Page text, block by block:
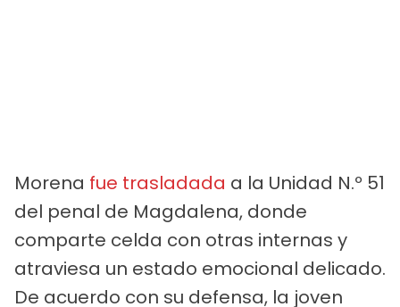
Morena fue trasladada a la Unidad N.º 51
del penal de Magdalena, donde
comparte celda con otras internas y
atraviesa un estado emocional delicado.
De acuerdo con su defensa, la joven